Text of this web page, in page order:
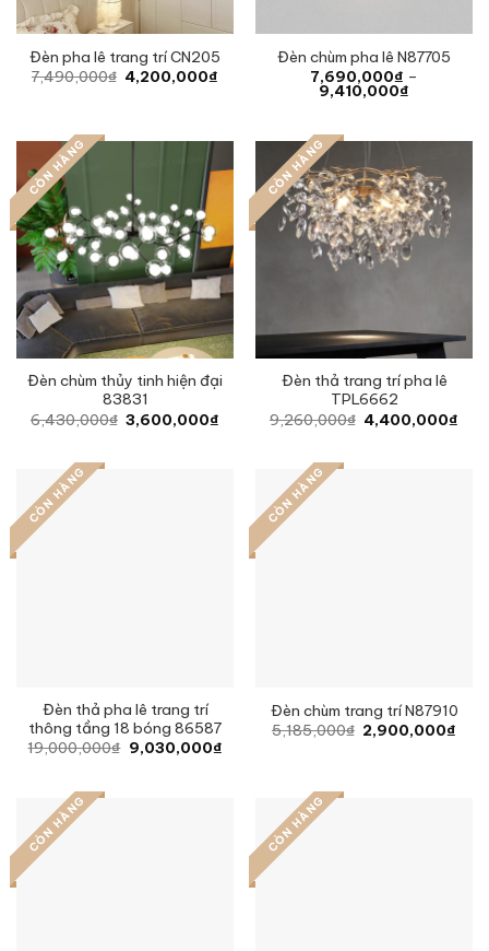
Đèn pha lê trang trí CN205
7,490,000₫ Original
price
4,200,000₫
Đèn chùm pha lê N87705
7,690,000₫ –
9,410,000₫
CÒN HÀNG
Đèn chùm thủy tinh hiện đại
83831
6,430,000₫ Original
price
3,600,000₫ Current
CÒN HÀNG
Đèn thả trang trí pha lê
TPL6662
9,260,000₫ Original
price
4,400,000₫
CÒN HÀNG
Đèn thả pha lê trang trí
thông tầng 18 bóng 86587
19,000,000₫ Original
price
9,030,000₫Current
CÒN HÀNG
Đèn chùm trang trí N87910
5,185,000₫ Original
price
2,900,000₫
CÒN HÀNG CÒN HÀNG